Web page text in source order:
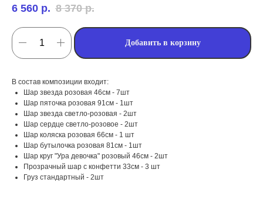
6 560 р. 8 370 р.
Добавить в корзину
В состав композиции входит:
Шар звезда розовая 46см - 7шт
Шар пяточка розовая 91см - 1шт
Шар звезда светло-розовая - 2шт
Шар сердце светло-розовое - 2шт
Шар коляска розовая 66см - 1 шт
Шар бутылочка розовая 81см - 1шт
Шар круг "Ура девочка" розовый 46см - 2шт
Прозрачный шар с конфетти 33см - 3 шт
Груз стандартный - 2шт
мероприятий (от детских до
мы занимаемся
оформлением: